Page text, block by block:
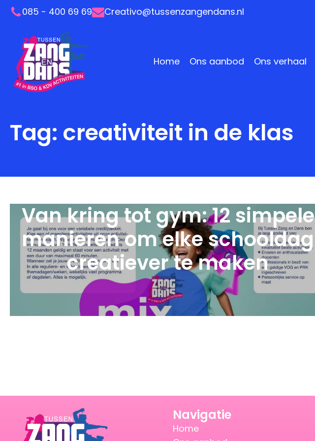
085 - 400 69 69 Creativo@tussenzangendans.nl
Home Ons aanbod Ons verhaal
Tag: creativiteit in de klas
Van kring tot gym: 12 simpele
manieren om elke schooldag
creatiever te maken
Navigatie
Home